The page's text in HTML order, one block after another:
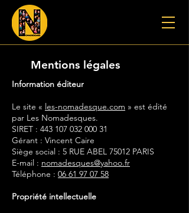
Mentions légales
Information éditeur
Le site « les-nomadesque.com » est édité
par Les Nomadesques.
SIRET : 443 107 032 000 31
Gérant : Vincent Caire
Siège social : 5 RUE ABEL 75012 PARIS
E-mail : nomadesques@yahoo.fr
Téléphone : 06 61 97 07 58
Propriété intellectuelle